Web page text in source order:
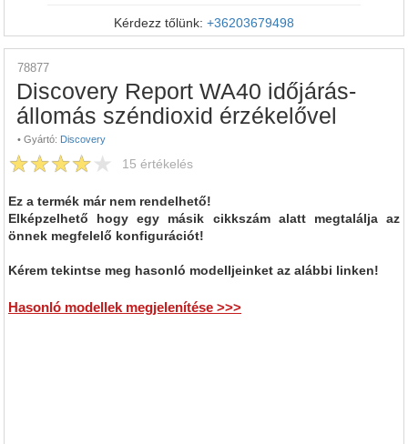
Kérdezz tőlünk: +36203679498
78877
Discovery Report WA40 időjárás-
állomás széndioxid érzékelővel
• Gyártó: Discovery
15 értékelés
Ez a termék már nem rendelhető!
Elképzelhető hogy egy másik cikkszám alatt megtalálja az
önnek megfelelő konfigurációt!
Kérem tekintse meg hasonló modelljeinket az alábbi linken!
Hasonló modellek megjelenítése >>>